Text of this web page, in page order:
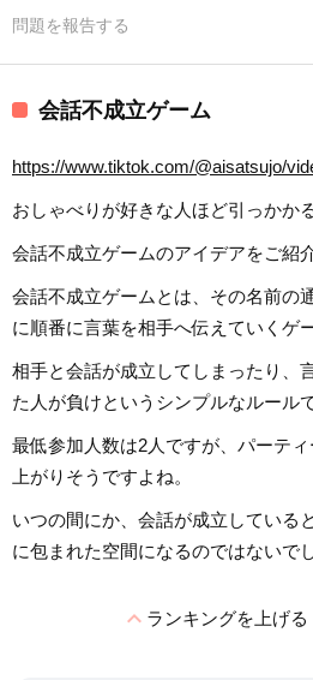
問題を報告する
会話不成立ゲーム
https://www.tiktok.com/@aisatsujo/
おしゃべりが好きな人ほど引っかか
会話不成立ゲームのアイデアをご紹
会話不成立ゲームとは、その名前の
に順番に言葉を相手へ伝えていくゲ
相手と会話が成立してしまったり、
た人が負けというシンプルなルールで
最低参加人数は2人ですが、パーテ
上がりそうですよね。
いつの間にか、会話が成立している
に包まれた空間になるのではないで
expand_lessランキングを上げる